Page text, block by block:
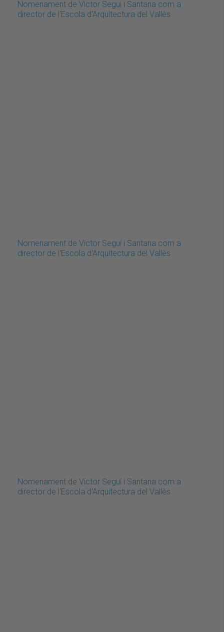
Nomenament de Víctor Seguí i Santana com a
director de l'Escola d'Arquitectura del Vallès
Nomenament de Víctor Seguí i Santana com a
director de l'Escola d'Arquitectura del Vallès
Nomenament de Víctor Seguí i Santana com a
director de l'Escola d'Arquitectura del Vallès